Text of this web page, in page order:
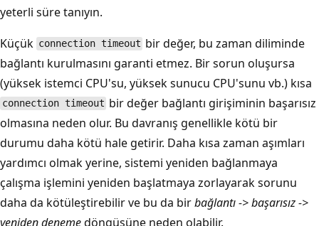
yeterli süre tanıyın.
Küçük connection timeout bir değer, bu zaman diliminde
bağlantı kurulmasını garanti etmez. Bir sorun oluşursa
(yüksek istemci CPU'su, yüksek sunucu CPU'sunu vb.) kısa
connection timeout bir değer bağlantı girişiminin başarısız
olmasına neden olur. Bu davranış genellikle kötü bir
durumu daha kötü hale getirir. Daha kısa zaman aşımları
yardımcı olmak yerine, sistemi yeniden bağlanmaya
çalışma işlemini yeniden başlatmaya zorlayarak sorunu
daha da kötüleştirebilir ve bu da birbağlantı -> başarısız ->
yeniden denemedöngüsüne neden olabilir.